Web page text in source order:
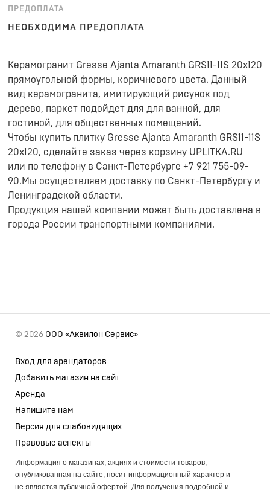
ПРЕДОПЛАТА
НЕОБХОДИМА ПРЕДОПЛАТА
Керамогранит Gresse Ajanta Amaranth GRS11-11S 20x120
прямоугольной формы, коричневого цвета. Данный
вид керамогранита, имитирующий рисунок под
дерево, паркет подойдет для для ванной, для
гостиной, для общественных помещений.
Чтобы купить плитку Gresse Ajanta Amaranth GRS11-11S
20x120, сделайте заказ через корзину UPLITKA.RU
или по телефону в Санкт-Петербурге +7 921 755-09-
90.Мы осуществляем доставку по Санкт-Петербургу и
Ленинградской области.
Продукция нашей компании может быть доставлена в
города России транспортными компаниями.
© 2026 ООО «Аквилон Сервис»
Вход для арендаторов
Добавить магазин на сайт
Аренда
Напишите нам
Версия для слабовидящих
Правовые аспекты
Информация о магазинах, акциях и стоимости товаров,
опубликованная на сайте, носит информационный характер и
не является публичной офертой. Для получения подробной и